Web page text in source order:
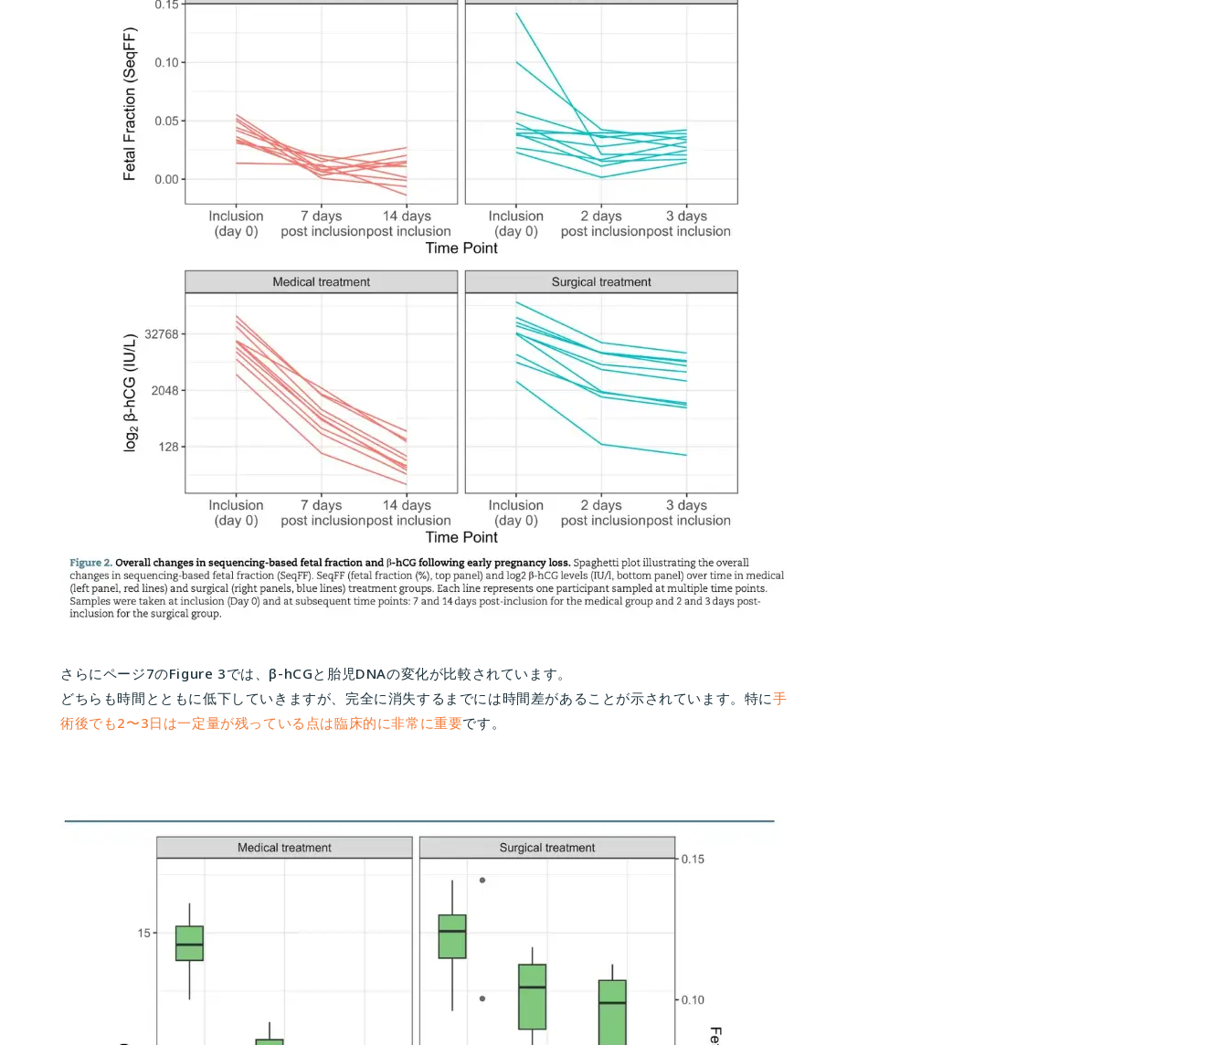
さらにページ7のFigure 3では、β-hCGと胎児DNAの変化が比較されています。
どちらも時間とともに低下していきますが、完全に消失するまでには時間差があることが示されています。特に手
術後でも2〜3日は一定量が残っている点は臨床的に非常に重要です。